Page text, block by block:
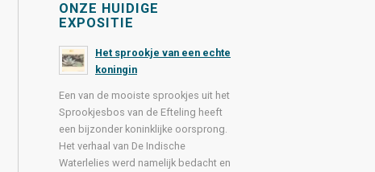
ONZE HUIDIGE
EXPOSITIE
Het sprookje van een echte
koningin
Een van de mooiste sprookjes uit het
Sprookjesbos van de Efteling heeft
een bijzonder koninklijke oorsprong.
Het verhaal van De Indische
Waterlelies werd namelijk bedacht en